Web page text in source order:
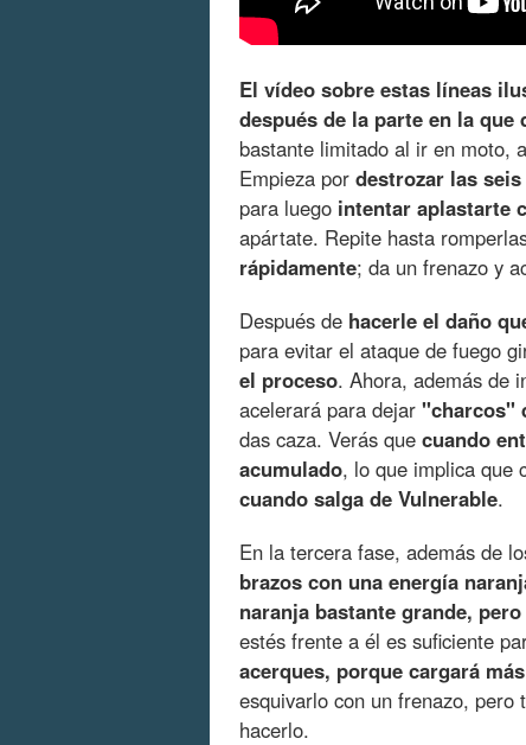
El vídeo sobre estas líneas
después de la parte en la
bastante limitado al ir en moto,
Empieza por destrozar las
para luego intentar aplastarte
apártate. Repite hasta
rápidamente; da un frenazo y
Después de hacerle el daño
para evitar el ataque de fuego
el proceso. Ahora, además de
acelerará para dejar "charcos"
das caza. Verás que cuando
acumulado, lo que implica que
cuando salga de Vulnerable.
En la tercera fase, además de
brazos con una energía
naranja bastante grande,
estés frente a él es suficiente
acerques, porque cargará
esquivarlo con un frenazo, pero
hacerlo.